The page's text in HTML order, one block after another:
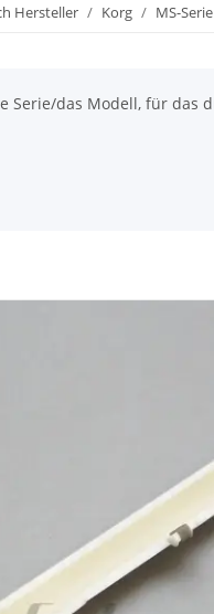
Hersteller Korg MS-Serie
das Modell, für das